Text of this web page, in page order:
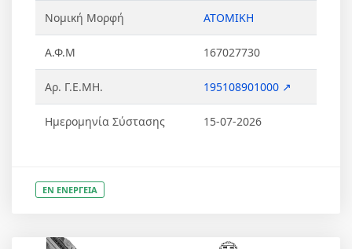
Νομική Μορφή ΑΤΟΜΙΚΗ
Α.Φ.Μ 167027730
Αρ. Γ.Ε.ΜΗ. 195108901000 ↗
Ημερομηνία Σύστασης 15-07-2026
ΕΝ ΕΝΕΡΓΕΙΑ